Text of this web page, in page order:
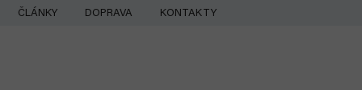
Prejsť
ČLÁNKY DOPRAVA KONTAKTY